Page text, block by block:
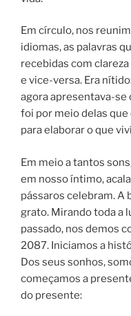
Em círculo, nos
idiomas, as palavras
recebidas com
e vice-versa. Era
agora apresentava-se
foi por meio delas
para elaborar o que
Em meio a tantos
em nosso íntimo,
pássaros celebram. A
grato. Mirando toda a
passado, nos demos
2087. Iniciamos a
Dos seus sonhos,
começamos a
do presente: